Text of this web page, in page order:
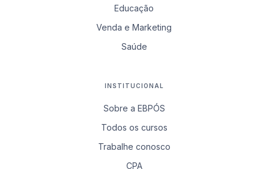
Educação
Venda e Marketing
Saúde
INSTITUCIONAL
Sobre a EBPÓS
Todos os cursos
Trabalhe conosco
CPA